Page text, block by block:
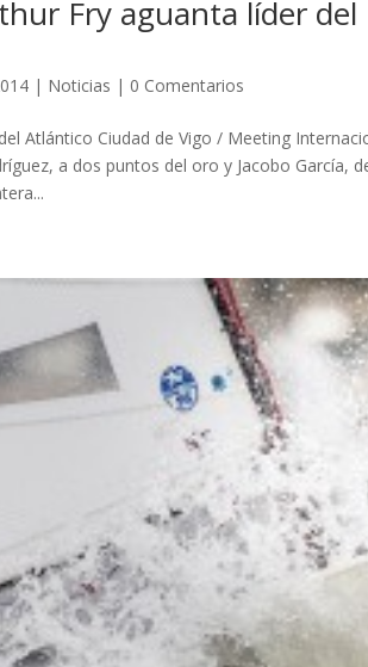
Fry aguanta líder
| Noticias | 0 Comentarios
Atlántico Ciudad de Vigo / Meeting
a dos puntos del oro y Jacobo García,